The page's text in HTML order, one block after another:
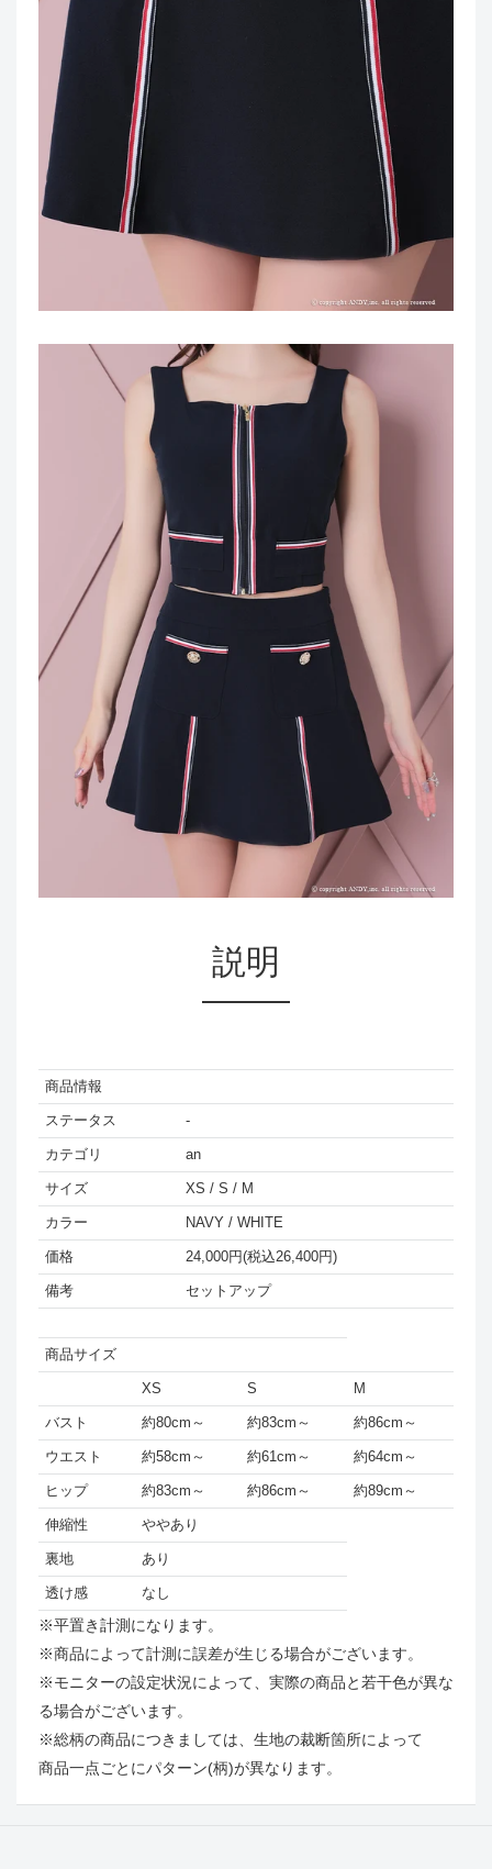
説明
商品情報
ステータス -
カテゴリ an
サイズ XS / S / M
カラー NAVY / WHITE
価格 24,000円(税込26,400円)
備考 セットアップ
商品サイズ
XS S M
バスト 約80cm～ 約83cm～ 約86cm～
ウエスト 約58cm～ 約61cm～ 約64cm～
ヒップ 約83cm～ 約86cm～ 約89cm～
伸縮性 ややあり
裏地 あり
透け感 なし
※平置き計測になります。
※商品によって計測に誤差が生じる場合がございます。
※モニターの設定状況によって、実際の商品と若干色が異な
る場合がございます。
※総柄の商品につきましては、生地の裁断箇所によって
商品一点ごとにパターン(柄)が異なります。